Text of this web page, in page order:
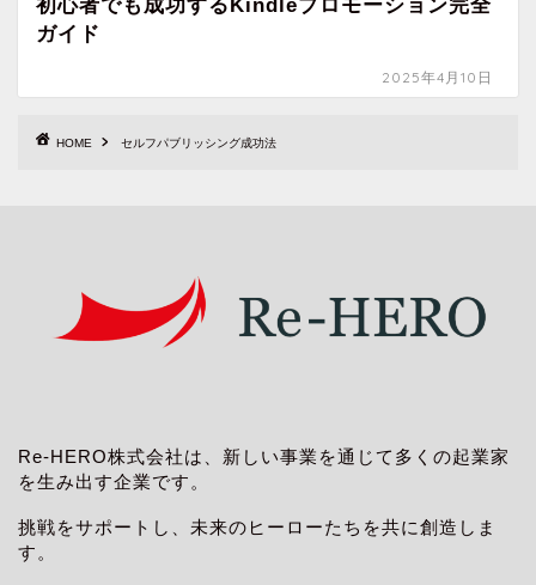
初心者でも成功するKindleプロモーション完全
ガイド
2025年4月10日
HOME セルフパブリッシング成功法
Re-HERO株式会社は、新しい事業を通じて多くの起業家
を生み出す企業です。
挑戦をサポートし、未来のヒーローたちを共に創造しま
す。